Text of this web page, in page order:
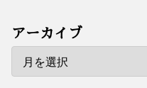
アーカイブ